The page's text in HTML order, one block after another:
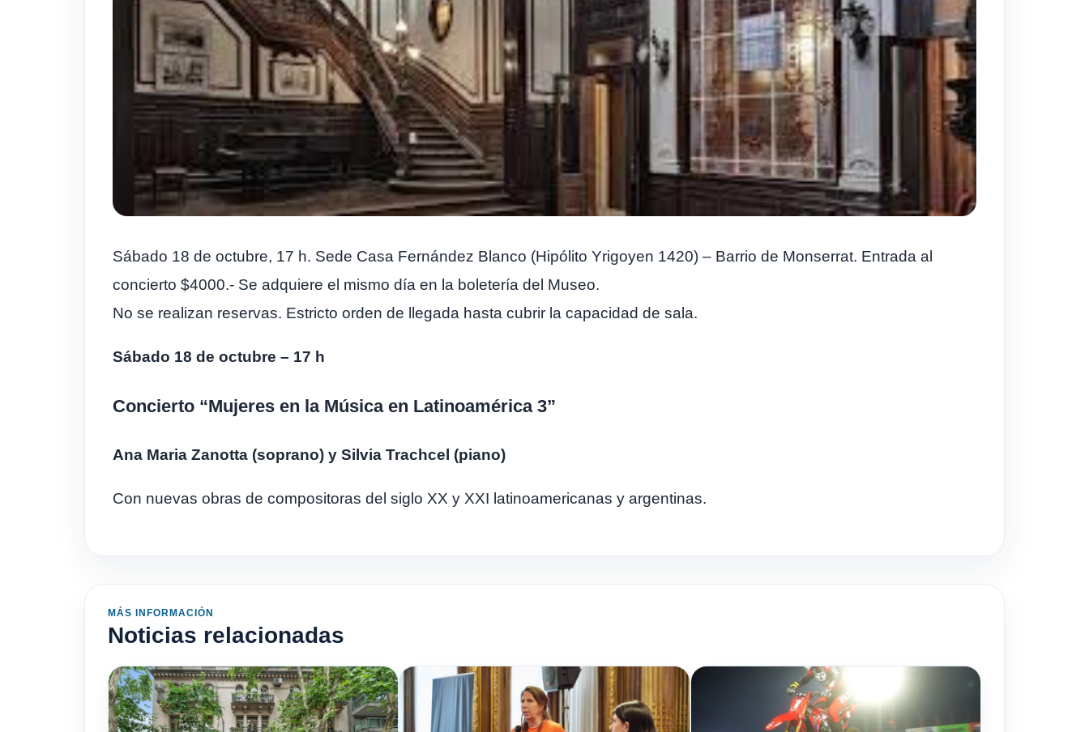
Sábado 18 de octubre, 17 h. Sede Casa Fernández Blanco (Hipólito Yrigoyen 1420) – Barrio de Monserrat. Entrada al
concierto $4000.- Se adquiere el mismo día en la boletería del Museo.
No se realizan reservas. Estricto orden de llegada hasta cubrir la capacidad de sala.
Sábado 18 de octubre – 17 h
Concierto “Mujeres en la Música en Latinoamérica 3”
Ana Maria Zanotta (soprano) y Silvia Trachcel (piano)
Con nuevas obras de compositoras del siglo XX y XXI latinoamericanas y argentinas.
MÁS INFORMACIÓN
Noticias relacionadas